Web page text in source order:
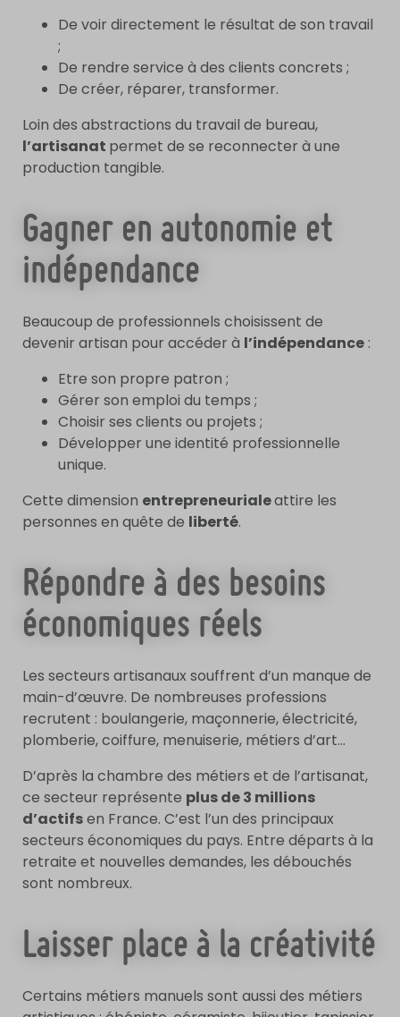
De voir directement le résultat de son travail
;
De rendre service à des clients concrets ;
De créer, réparer, transformer.
Loin des abstractions du travail de bureau,
l’artisanat permet de se reconnecter à une
production tangible.
Gagner en autonomie et
indépendance
Beaucoup de professionnels choisissent de
devenir artisan pour accéder à l’indépendance :
Etre son propre patron ;
Gérer son emploi du temps ;
Choisir ses clients ou projets ;
Développer une identité professionnelle
unique.
Cette dimension entrepreneurialeattire les
personnes en quête de liberté.
Répondre à des besoins
économiques réels
Les secteurs artisanaux souffrent d’un manque de
main-d’œuvre. De nombreuses professions
recrutent : boulangerie, maçonnerie, électricité,
plomberie, coiffure, menuiserie, métiers d’art…
D’après la chambre des métiers et de l’artisanat,
ce secteur représente plus de 3 millions
d’actifsen France. C’est l’un des principaux
secteurs économiques du pays. Entre départs à la
retraite et nouvelles demandes, les débouchés
sont nombreux.
Laisser place à la créativité
Certains métiers manuels sont aussi des métiers